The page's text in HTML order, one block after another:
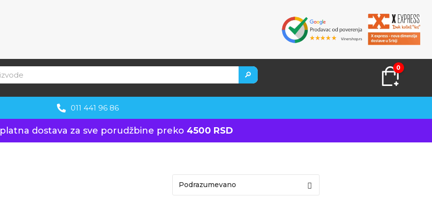
🔎
0
011 441 96 86
dostava za sve porudžbine preko 4500 RSD